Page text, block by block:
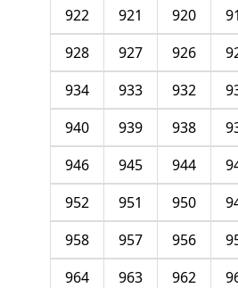
920
921
922
926
927
928
932
933
934
938
939
940
944
945
946
950
951
952
956
957
958
962
963
964